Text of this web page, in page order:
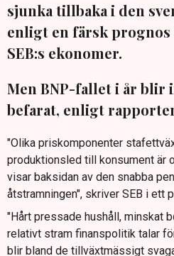
sjunka tillbaka i den
enligt en färsk
SEB:s ekonomer.
Men BNP-fallet i år blir
befarat, enligt
"Olika priskomponenter
produktionsled till konsument är
visar baksidan av den snabba
åtstramningen", skriver SEB i ett
"Hårt pressade hushåll, minskat
relativt stram finanspolitik talar
blir bland de tillväxtmässigt